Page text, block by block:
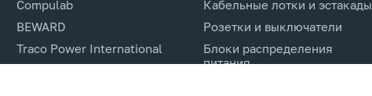
Compulab
BEWARD
Traco Power International
Кабельные лотки и эстакады
Розетки и выключатели
Блоки распределения
питания